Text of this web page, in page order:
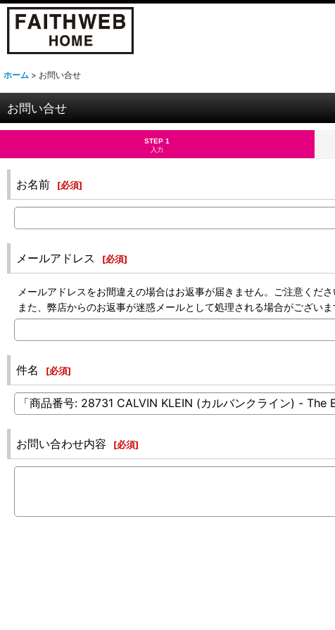
ホーム > お問い合せ
お問い合せ
STEP 1
入力
お名前 [必須]
メールアドレス [必須]
メールアドレスをお間違えの場合はお返事が届きません。ご注意くださ
また、弊店からのお返事が迷惑メールとして処理される場合がござい
件名 [必須]
お問い合わせ内容 [必須]